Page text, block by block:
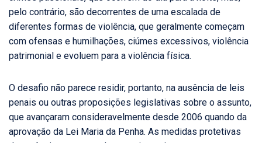
pelo contrário, são decorrentes de uma escalada de
diferentes formas de violência, que geralmente começam
com ofensas e humilhações, ciúmes excessivos, violência
patrimonial e evoluem para a violência física.
O desafio não parece residir, portanto, na ausência de leis
penais ou outras proposições legislativas sobre o assunto,
que avançaram consideravelmente desde 2006 quando da
aprovação da Lei Maria da Penha. As medidas protetivas